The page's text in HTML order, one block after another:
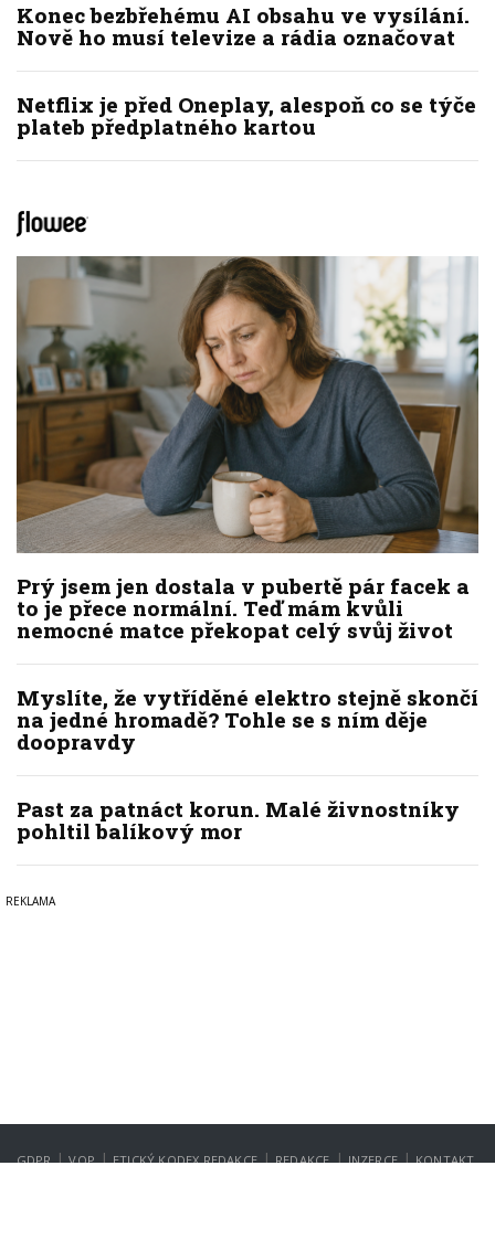
Konec bezbřehému AI obsahu ve vysílání.
Nově ho musí televize a rádia označovat
Netflix je před Oneplay, alespoň co se týče
plateb předplatného kartou
Prý jsem jen dostala v pubertě pár facek a
to je přece normální. Teď mám kvůli
nemocné matce překopat celý svůj život
Myslíte, že vytříděné elektro stejně skončí
na jedné hromadě? Tohle se s ním děje
doopravdy
Past za patnáct korun. Malé živnostníky
pohltil balíkový mor
GDPR | VOP | ETICKÝ KODEX REDAKCE | REDAKCE | INZERCE | KONTAKT